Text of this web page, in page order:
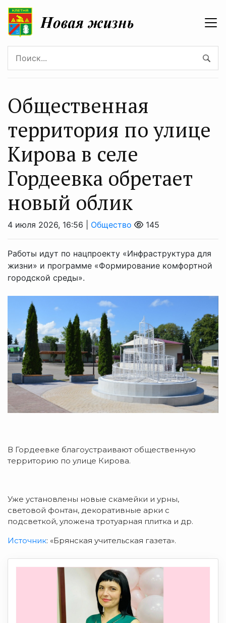
Общественная
территория по улице
Кирова в селе
Гордеевка обретает
новый облик
4 июля 2026, 16:56 | Общество 145
Работы идут по нацпроекту «Инфраструктура для
жизни» и программе «Формирование комфортной
городской среды».
В Гордеевке благоустраивают общественную
территорию по улице Кирова.
Уже установлены новые скамейки и урны,
световой фонтан, декоративные арки с
подсветкой, уложена тротуарная плитка и др.
Источник: «Брянская учительская газета».